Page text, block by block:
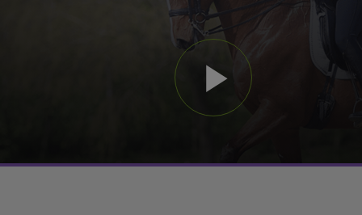
play_arrow